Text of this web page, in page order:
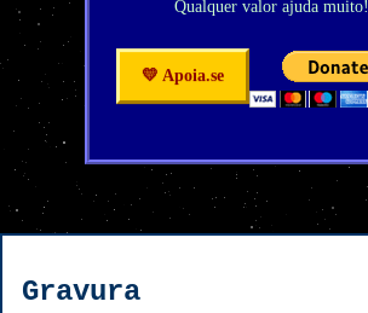
Qualquer valor ajuda muito!
💛 Apoia.se
Gravura